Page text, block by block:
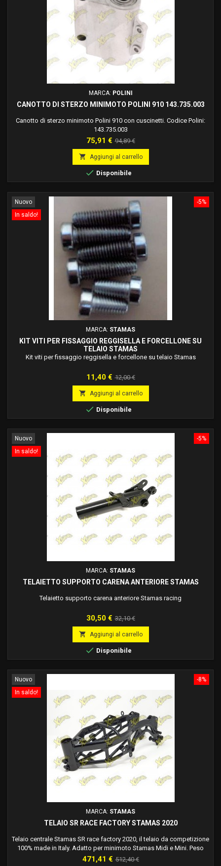
MARCA: POLINI
CANOTTO DI STERZO MINIMOTO POLINI 910 143.735.003
Canotto di sterzo minimoto Polini 910 con cuscinetti. Codice Polini:
143.735.003
Prezzo
75,91 € Prezzo
base
94,89 €
 Aggiungi al carrello
 Disponibile
-5%
Nuovo
In saldo!
MARCA: STAMAS
KIT VITI PER FISSAGGIO REGGISELLA E FORCELLONE SU
TELAIO STAMAS
Kit viti per fissaggio reggisella e forcellone su telaio Stamas
Prezzo
11,40 € Prezzo
base
12,00 €
 Aggiungi al carrello
 Disponibile
-5%
Nuovo
In saldo!
MARCA: STAMAS
TELAIETTO SUPPORTO CARENA ANTERIORE STAMAS
Telaietto supporto carena anteriore Stamas racing
Prezzo
30,50 € Prezzo
base
32,10 €
 Aggiungi al carrello
 Disponibile
-8%
Nuovo
In saldo!
MARCA: STAMAS
TELAIO SR RACE FACTORY STAMAS 2020
Telaio centrale Stamas SR race factory 2020, il telaio da competizione
100% made in Italy. Adatto per minimoto Stamas Midi e Mini. Peso
totale : 2,908 kg
Prezzo
471,41 € Prezzo
512,40 €